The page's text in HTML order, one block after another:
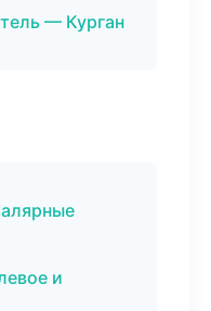
— Курган
и